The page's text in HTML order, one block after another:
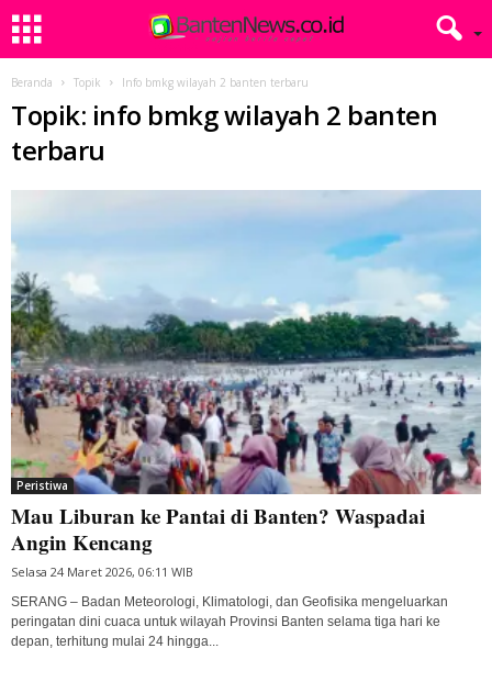
Beranda Topik Info bmkg wilayah 2 banten terbaru
Topik: info bmkg wilayah 2 banten
terbaru
Peristiwa
Mau Liburan ke Pantai di Banten? Waspadai
Angin Kencang
Selasa 24 Maret 2026, 06:11 WIB
SERANG – Badan Meteorologi, Klimatologi, dan Geofisika mengeluarkan
peringatan dini cuaca untuk wilayah Provinsi Banten selama tiga hari ke
depan, terhitung mulai 24 hingga...